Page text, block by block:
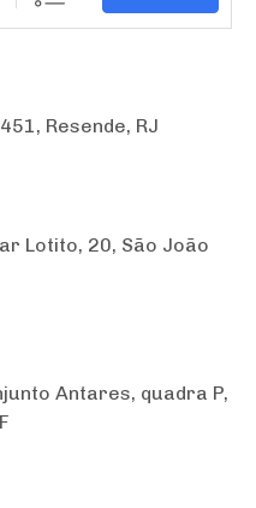
Resende, RJ
Lotito, 20, São João
Antares, quadra P,